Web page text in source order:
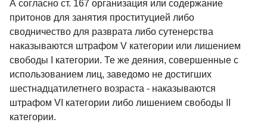
А согласно ст. 167 организация или содержание
притонов для занятия проституцией либо
сводничество для разврата либо сутенерства
наказываются штрафом V категории или лишением
свободы I категории. Те же деяния, совершенные с
использованием лиц, заведомо не достигших
шестнадцатилетнего возраста - наказываются
штрафом VI категории либо лишением свободы II
категории.